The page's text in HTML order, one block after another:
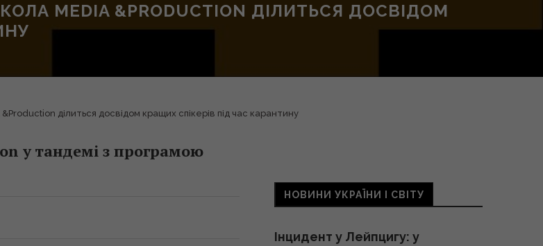
MEDIA &PRODUCTION ДІЛИТЬСЯ ДОСВІДОМ
ділиться досвідом кращих спікерів під час карантину
у тандемі з програмою
НОВИНИ УКРАЇНИ І СВІТУ
Інцидент у Лейпцигу: у